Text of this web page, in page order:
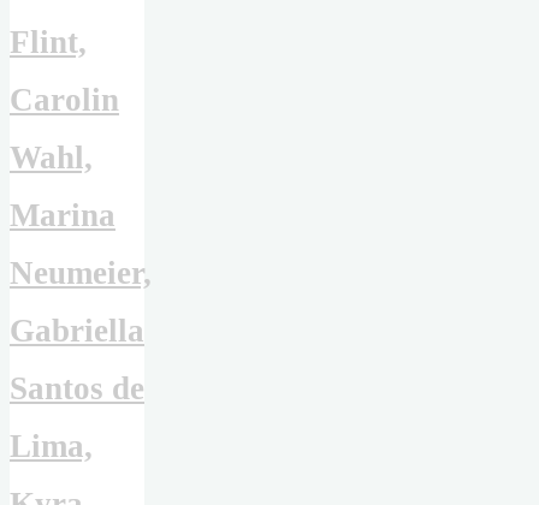
Flint,
Carolin
Wahl,
Marina
Neumeier,
Gabriella
Santos de
Lima,